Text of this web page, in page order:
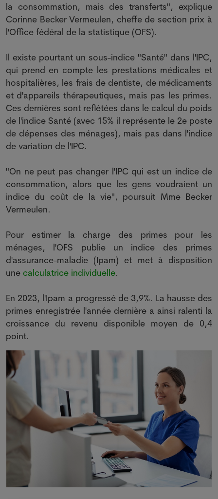
la consommation, mais des transferts", explique
Corinne Becker Vermeulen, cheffe de section prix à
l'Office fédéral de la statistique (OFS).
Il existe pourtant un sous-indice "Santé" dans l'IPC,
qui prend en compte les prestations médicales et
hospitalières, les frais de dentiste, de médicaments
et d'appareils thérapeutiques, mais pas les primes.
Ces dernières sont reflétées dans le calcul du poids
de l'indice Santé (avec 15% il représente le 2e poste
de dépenses des ménages), mais pas dans l'indice
de variation de l'IPC.
"On ne peut pas changer l'IPC qui est un indice de
consommation, alors que les gens voudraient un
indice du coût de la vie", poursuit Mme Becker
Vermeulen.
Pour estimer la charge des primes pour les
ménages, l'OFS publie un indice des primes
d'assurance-maladie (Ipam) et met à disposition
une calculatrice individuelle.
En 2023, l'Ipam a progressé de 3,9%. La hausse des
primes enregistrée l'année dernière a ainsi ralenti la
croissance du revenu disponible moyen de 0,4
point.